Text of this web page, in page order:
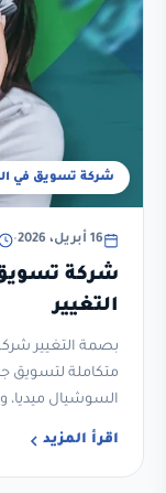
شركة تسويق في
16 أبريل، 2026 •
شركة
التغيير
بصمة التغيير
السوشيال ميديا،
اقرأ المزيد